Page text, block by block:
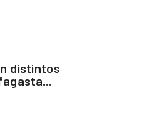
distintos